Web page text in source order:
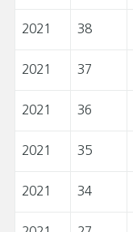
2021 38
2021 37
2021 36
2021 35
2021 34